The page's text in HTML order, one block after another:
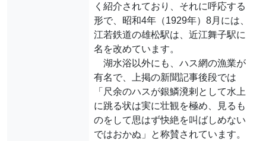
く紹介されており、それに呼応する
形で、昭和4年（1929年）8月には、
江若鉄道の雄松駅は、近江舞子駅に
名を改めています。
湖水浴以外にも、ハス網の漁業が
有名で、上掲の新聞記事後段では
「尺余のハスが銀鱗溌剌として水上
に跳る状は実に壮観を極め、見るも
のをして思はず快絶を叫ばしめない
ではおかぬ」と称賛されています。